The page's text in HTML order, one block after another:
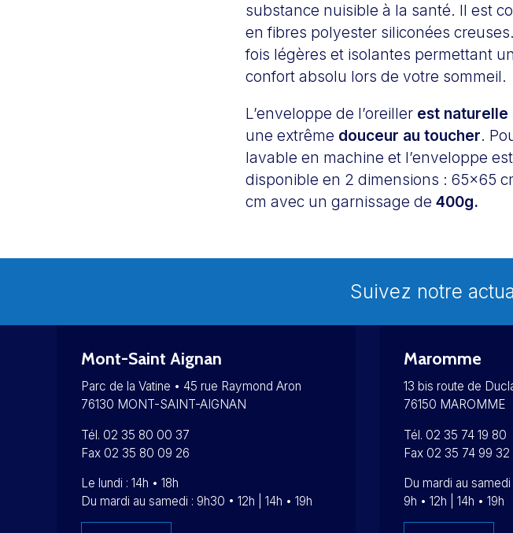
substance nuisible à la santé. Il est
en fibres polyester siliconées
fois légères et isolantes permettant
confort absolu lors de votre sommeil.
L’enveloppe de l’oreiller est naturelle
une extrême douceur au toucher.
lavable en machine et l’enveloppe
disponible en 2 dimensions : 65×65
cm avec un garnissage de 400g.
Suivez notre
Mont-Saint Aignan
Parc de la Vatine • 45 rue Raymond Aron
76130 MONT-SAINT-AIGNAN
Tél. 02 35 80 00 37
Fax 02 35 80 09 26
Le lundi : 14h • 18h
Du mardi au samedi : 9h30 • 12h | 14h • 19h
Maromme
13 bis route de
76150 MAROMME
Tél. 02 35 74 19 80
Fax 02 35 74 99 32
Du mardi au samedi
9h • 12h | 14h • 19h